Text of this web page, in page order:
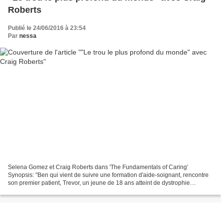
Roberts
Publié le 24/06/2016 à 23:54
Par nessa
Selena Gomez et Craig Roberts dans 'The Fundamentals of Caring'
Synopsis: "Ben qui vient de suivre une formation d'aide-soignant, rencontre
son premier patient, Trevor, un jeune de 18 ans atteint de dystrophie